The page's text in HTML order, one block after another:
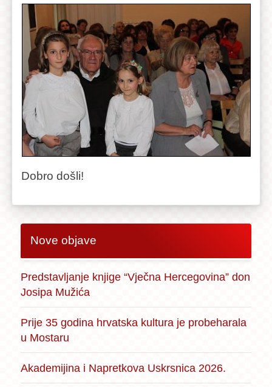
Dobro došli!
Nove objave
Predstavljanje knjige “Vječna Hercegovina” don
Josipa Mužića
Prije 35 godina hrvatska kultura je probeharala
u Mostaru
Akademijina i Napretkova Uskrsnica 2026.